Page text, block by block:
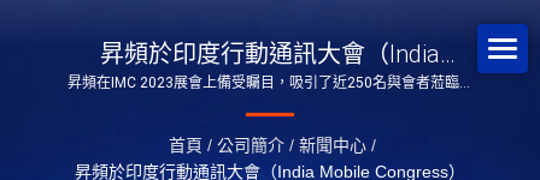
昇頻於印度行動通訊大會（India
Mobile Congress）推出5G創新產品和
解決方案
昇頻在IMC 2023展會上備受矚目，吸引了近250名與會者蒞臨觀
首頁 / 公司簡介 / 新聞中心 /
昇頻於印度行動通訊大會（India Mobile Congress）